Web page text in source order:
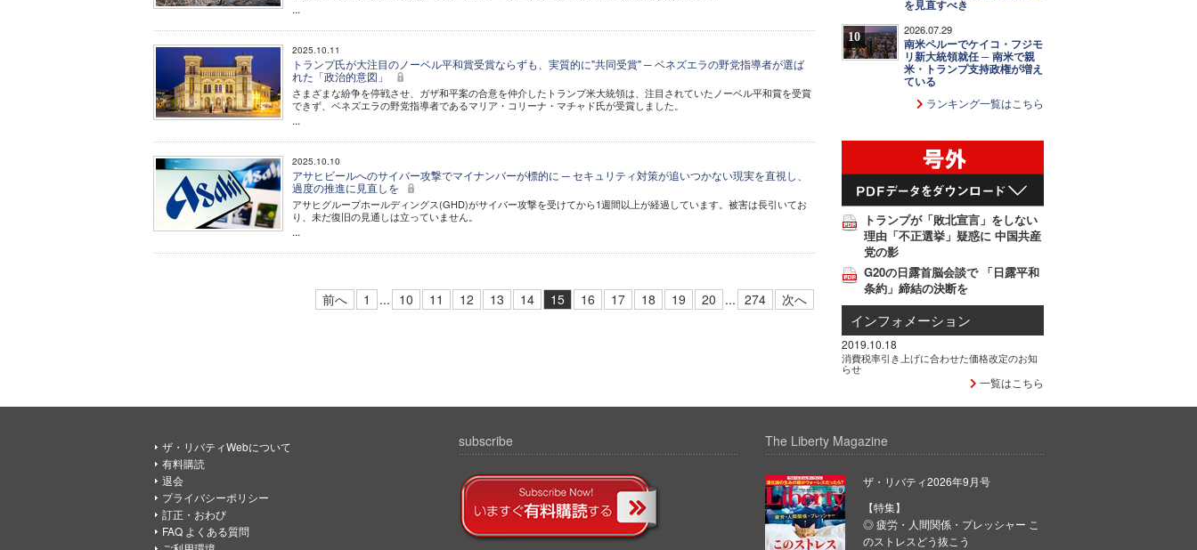
...
2025.10.11
トランプ氏が大注目のノーベル平和賞受賞ならずも、実質的に"共同受賞" ─ ベネズエラの野党指導者が選ば
れた「政治的意図」
さまざまな紛争を停戦させ、ガザ和平案の合意を仲介したトランプ米大統領は、注目されていたノーベル平和賞を受賞
できず、ベネズエラの野党指導者であるマリア・コリーナ・マチャド氏が受賞しました。
...
2025.10.10
アサヒビールへのサイバー攻撃でマイナンバーが標的に ─ セキュリティ対策が追いつかない現実を直視し、
過度の推進に見直しを
アサヒグループホールディングス(GHD)がサイバー攻撃を受けてから1週間以上が経過しています。被害は長引いてお
り、未だ復旧の見通しは立っていません。
...
前へ 1 ... 10 11 12 13 14 15 16 17 18 19 20 ... 274 次へ
を見直すべき
10 2026.07.29
南米ペルーでケイコ・フジモ
リ新大統領就任 ─ 南米で親
米・トランプ支持政権が増え
ている
ランキング一覧はこちら
トランプが「敗北宣言」をしない
理由「不正選挙」疑惑に 中国共産
党の影
G20の日露首脳会談で 「日露平和
条約」締結の決断を
インフォメーション
2019.10.18
消費税率引き上げに合わせた価格改定のお知
らせ
一覧はこちら
ザ・リバティWebについて
有料購読
退会
プライバシーポリシー
訂正・おわび
FAQ よくある質問
subscribe The Liberty Magazine
ザ・リバティ2026年9月号
【特集】
◎ 疲労・人間関係・プレッシャー こ
のストレスどう抜こう